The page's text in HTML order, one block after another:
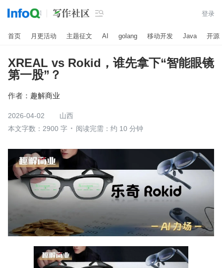
 登录
首页 月更活动 主题征文 AI golang 移动开发 Java 开源
XREAL vs Rokid，谁先拿下“智能眼镜
第一股”？
作者： 趣解商业
2026-04-02
山西
本文字数：2900 字
阅读完需：约 10 分钟